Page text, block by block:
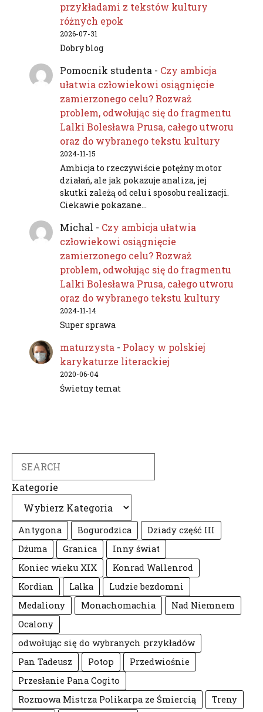
przykładami z tekstów kultury
różnych epok
2026-07-31
Dobry blog
Pomocnik studenta - Czy ambicja
ułatwia człowiekowi osiągnięcie
zamierzonego celu? Rozważ
problem, odwołując się do fragmentu
Lalki Bolesława Prusa, całego utworu
oraz do wybranego tekstu kultury
2024-11-15
Ambicja to rzeczywiście potężny motor
działań, ale jak pokazuje analiza, jej
skutki zależą od celu i sposobu realizacji.
Ciekawie pokazane…
Michal - Czy ambicja ułatwia
człowiekowi osiągnięcie
zamierzonego celu? Rozważ
problem, odwołując się do fragmentu
Lalki Bolesława Prusa, całego utworu
oraz do wybranego tekstu kultury
2024-11-14
Super sprawa
maturzysta - Polacy w polskiej
karykaturze literackiej
2020-06-04
Świetny temat
Kategorie
Antygona Bogurodzica
Dziady część III
Dżuma
Granica
Inny świat
Koniec wieku XIX
Konrad Wallenrod
Kordian
Lalka
Ludzie bezdomni
Medaliony
Monachomachia
Nad Niemnem
Ocalony
odwołując się do wybranych przykładów
Pan Tadeusz
Potop
Przedwiośnie
Przesłanie Pana Cogito
Rozmowa Mistrza Polikarpa ze Śmiercią
Treny